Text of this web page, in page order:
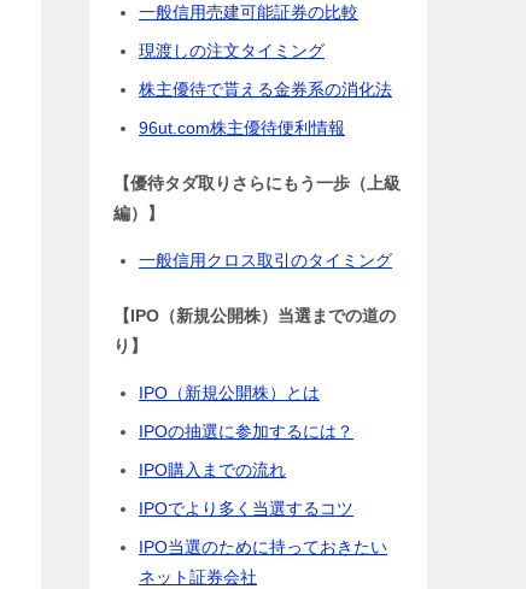
一般信用売建可能証券の比較
現渡しの注文タイミング
株主優待で貰える金券系の消化法
96ut.com株主優待便利情報
【優待タダ取りさらにもう一歩（上級
編）】
一般信用クロス取引のタイミング
【IPO（新規公開株）当選までの道の
り】
IPO（新規公開株）とは
IPOの抽選に参加するには？
IPO購入までの流れ
IPOでより多く当選するコツ
IPO当選のために持っておきたい
ネット証券会社